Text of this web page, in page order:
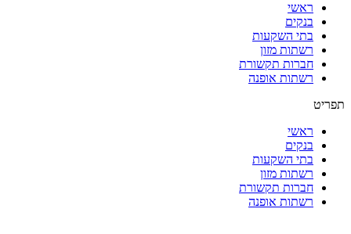
ראשי
בנקים
בתי השקעות
רשתות מזון
חברות תקשורת
רשתות אופנה
תפריט
ראשי
בנקים
בתי השקעות
רשתות מזון
חברות תקשורת
רשתות אופנה